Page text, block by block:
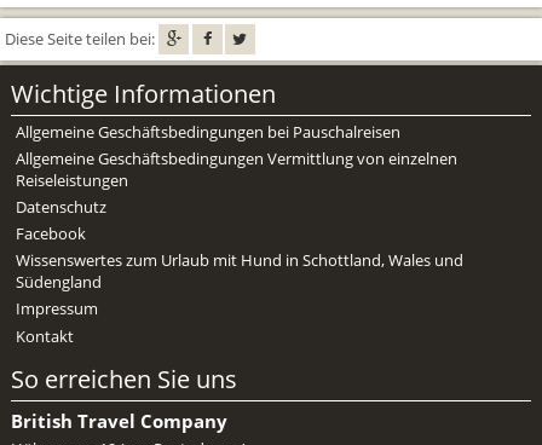
Diese Seite teilen bei:
Wichtige Informationen
Allgemeine Geschäftsbedingungen bei Pauschalreisen
Allgemeine Geschäftsbedingungen Vermittlung von einzelnen
Reiseleistungen
Datenschutz
Facebook
Wissenswertes zum Urlaub mit Hund in Schottland, Wales und
Südengland
Impressum
Kontakt
So erreichen Sie uns
British Travel Company